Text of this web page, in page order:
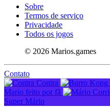
Sobre
Termos de serviço
Privacidade
Todos os jogos
© 2026 Marios.games
Contato
Contra
Mario feito por fã
Super Mário